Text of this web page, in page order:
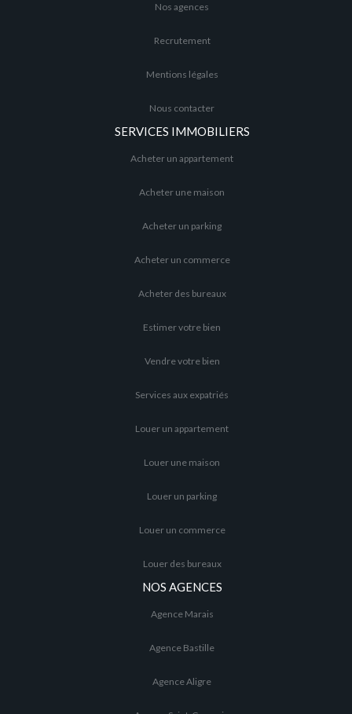
Nos agences
Recrutement
Mentions légales
Nous contacter
SERVICES IMMOBILIERS
Acheter un appartement
Acheter une maison
Acheter un parking
Acheter un commerce
Acheter des bureaux
Estimer votre bien
Vendre votre bien
Services aux expatriés
Louer un appartement
Louer une maison
Louer un parking
Louer un commerce
Louer des bureaux
NOS AGENCES
Agence Marais
Agence Bastille
Agence Aligre